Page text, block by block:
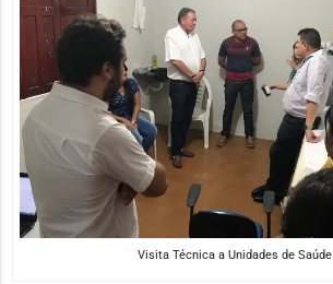
Visita Técnica a Unidades de Saúde